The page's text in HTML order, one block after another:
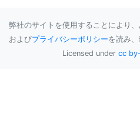
弊社のサイトを使用することにより
およびプライバシーポリシーを読み
Licensed under cc